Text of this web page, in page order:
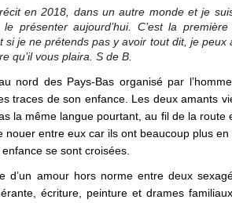
en 2018, dans un autre monde et je
présenter aujourd’hui. C’est la
si je ne prétends pas y avoir tout dit, je peux
qu’il vous plaira. S de B.
nord des Pays-Bas organisé par
traces de son enfance. Les deux amants
la même langue pourtant, au fil de la route
nouer entre eux car ils ont beaucoup plus
se sont croisées.
d’un amour hors norme entre deux
écriture, peinture et drames